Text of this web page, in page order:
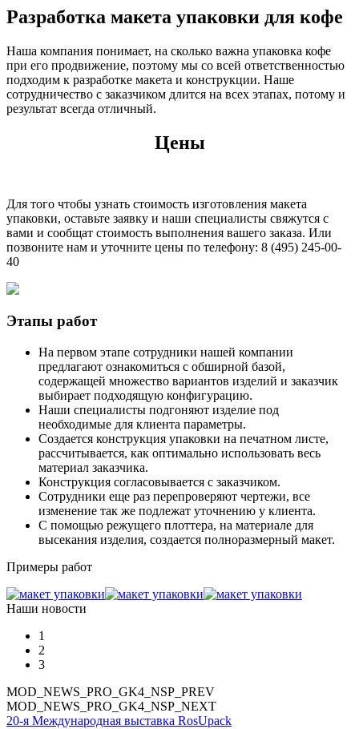
Разработка макета упаковки для кофе
Наша компания понимает, на сколько важна упаковка кофе
при его продвижение, поэтому мы со всей ответственностью
подходим к разработке макета и конструкции. Наше
сотрудничество с заказчиком длится на всех этапах, потому и
результат всегда отличный.
Цены
Для того чтобы узнать стоимость изготовления макета
упаковки, оставьте заявку и наши специалисты свяжутся с
вами и сообщат стоимость выполнения вашего заказа. Или
позвоните нам и уточните цены по телефону: 8 (495) 245-00-
40
Этапы работ
На первом этапе сотрудники нашей компании
предлагают ознакомиться с обширной базой,
содержащей множество вариантов изделий и заказчик
выбирает подходящую конфигурацию.
Наши специалисты подгоняют изделие под
необходимые для клиента параметры.
Создается конструкция упаковки на печатном листе,
рассчитывается, как оптимально использовать весь
материал заказчика.
Конструкция согласовывается с заказчиком.
Сотрудники еще раз перепроверяют чертежи, все
изменение так же подлежат уточнению у клиента.
С помощью режущего плоттера, на материале для
высекания изделия, создается полноразмерный макет.
Примеры работ
Наши новости
1
2
3
MOD_NEWS_PRO_GK4_NSP_PREV
MOD_NEWS_PRO_GK4_NSP_NEXT
20-я Международная выставка RosUpack